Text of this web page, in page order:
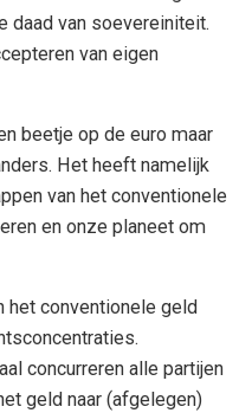
daad van soevereiniteit.
van eigen
beetje op de euro maar
Het heeft namelijk
van het conventionele
en onze planeet om
het conventionele geld
concurreren alle partijen
geld naar (afgelegen)